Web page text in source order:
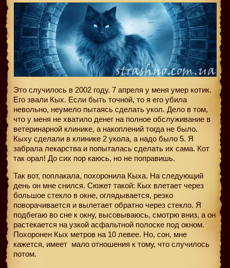
Это случилось в 2002 году. 7 апреля у меня умер котик.
Его звали Кых. Если быть точной, то я его убила
невольно, неумело пытаясь сделать укол. Дело в том,
что у меня не хватило денег на полное обслуживание в
ветеринарной клинике, а накоплений тогда не было.
Кыху сделали в клинике 2 укола, а надо было 5. Я
забрала лекарства и попыталась сделать их сама. Кот
так орал! До сих пор каюсь, но не поправишь.
Так вот, поплакала, похоронила Кыха. На следующий
день он мне снился. Сюжет такой: Кых влетает через
большое стекло в окне, оглядывается, резко
поворачивается и вылетает обратно через стекло. Я
подбегаю во сне к окну, высовываюсь, смотрю вниз, а он
растекается на узкой асфальтной полоске под окном.
Похоронен Кых метров на 10 левее. Но, сон, мне
кажется, имеет мало отношения к тому, что случилось
потом.